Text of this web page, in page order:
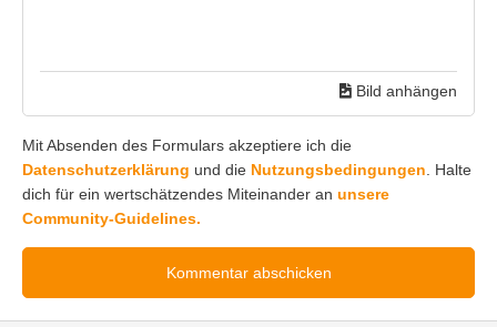
Bild anhängen
Mit Absenden des Formulars akzeptiere ich die
Datenschutzerklärung und die Nutzungsbedingungen. Halte
dich für ein wertschätzendes Miteinander an unsere
Community-Guidelines.